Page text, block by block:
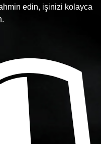
edin, işinizi kolayca